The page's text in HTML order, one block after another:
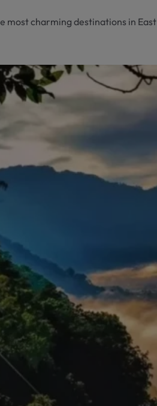
most charming destinations in